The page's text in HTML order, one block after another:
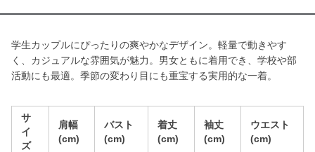
学生カップルにぴったりの爽やかなデザイン。軽量で動きやす
く、カジュアルな雰囲気が魅力。男女ともに着用でき、学校や部
活動にも最適。季節の変わり目にも重宝する実用的な一着。
サ
イ
ズ
肩幅
(cm)
バスト
(cm)
着丈
(cm)
袖丈
(cm)
ウエスト
(cm)